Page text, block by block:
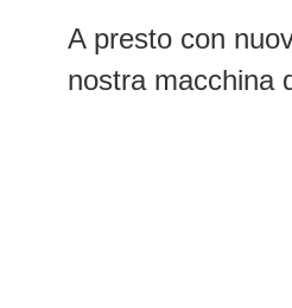
A presto con
nostra macchina